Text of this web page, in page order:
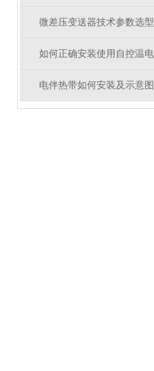
微差压变送器技术参数选型
电伴热带如何安装及示意图